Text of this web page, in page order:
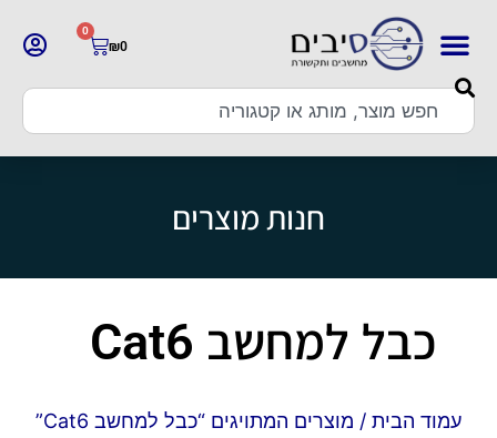
₪0
0
חנות מוצרים
כבל למחשב Cat6
עמוד הבית / מוצרים המתויגים “כבל למחשב Cat6”